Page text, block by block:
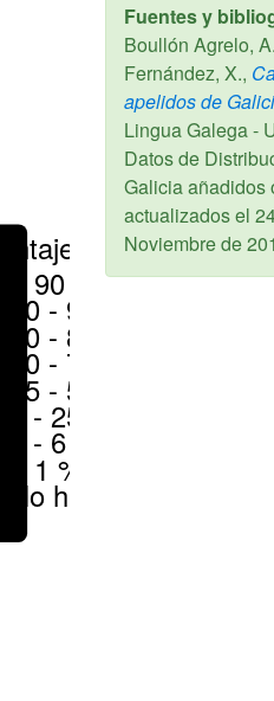
> 90 %
80 - 90 %
70 - 80 %
50 - 70 %
25 - 50 %
6 - 25 %
1 - 6 %
< 1 %
No hay
Fuentes y
Boullón Agrelo,
Fernández, X.,
apelidos de
Lingua Galega -
Datos de
Galicia añadidos
actualizados el
Noviembre de